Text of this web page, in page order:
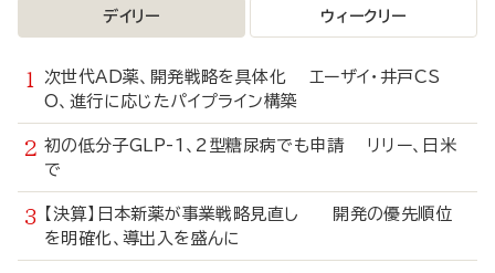
デイリー ウィークリー
次世代AD薬、開発戦略を具体化 エーザイ・井戸CS
O、進行に応じたパイプライン構築
初の低分子GLP-1、2型糖尿病でも申請 リリー、日米
で
【決算】日本新薬が事業戦略見直し 開発の優先順位
を明確化、導出入を盛んに